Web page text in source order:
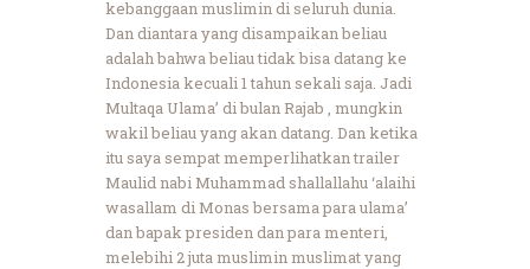
kebanggaan muslimin di seluruh dunia.
Dan diantara yang disampaikan beliau
adalah bahwa beliau tidak bisa datang ke
Indonesia kecuali 1 tahun sekali saja. Jadi
Multaqa Ulama’ di bulan Rajab , mungkin
wakil beliau yang akan datang. Dan ketika
itu saya sempat memperlihatkan trailer
Maulid nabi Muhammad shallallahu ‘alaihi
wasallam di Monas bersama para ulama’
dan bapak presiden dan para menteri,
melebihi 2 juta muslimin muslimat yang